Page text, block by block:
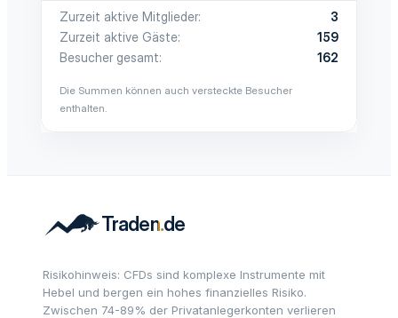
Zurzeit aktive Mitglieder
3
Zurzeit aktive Gäste
159
Besucher gesamt
162
Die Summen können auch versteckte Besucher
enthalten.
Risikohinweis: CFDs sind komplexe Instrumente mit
Hebel und bergen ein hohes finanzielles Risiko.
Zwischen 74-89% der Privatanlegerkonten verlieren